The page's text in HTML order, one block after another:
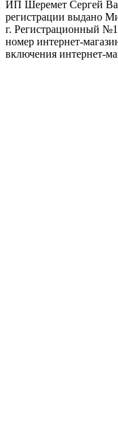
ИП Шеремет Сергей
регистрации выдано
г. Регистрационный
номер интернет-
включения интернет-